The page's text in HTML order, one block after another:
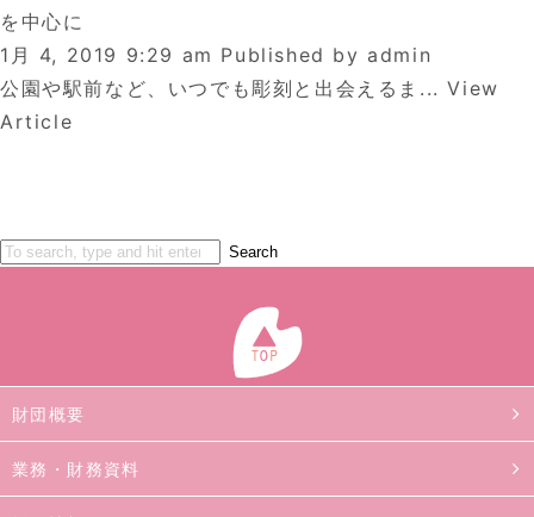
を中心に
1月 4, 2019 9:29 am Published by admin
公園や駅前など、いつでも彫刻と出会えるま...View
Article
Search
財団概要
業務・財務資料